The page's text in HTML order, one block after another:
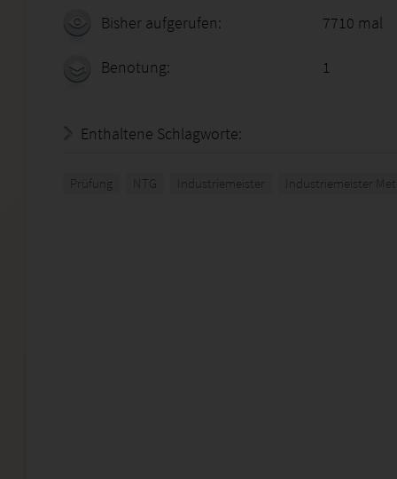
Bisher aufgerufen: 7710 mal
Benotung: 1
Enthaltene Schlagworte:
Prüfung NTG Industriemeister Industriemeister